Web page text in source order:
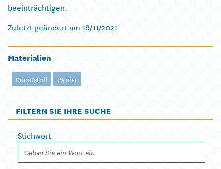
beeinträchtigen.
Zuletzt geändert am 18/11/2021
Materialien
Kunststoff Papier
FILTERN SIE IHRE SUCHE
Stichwort